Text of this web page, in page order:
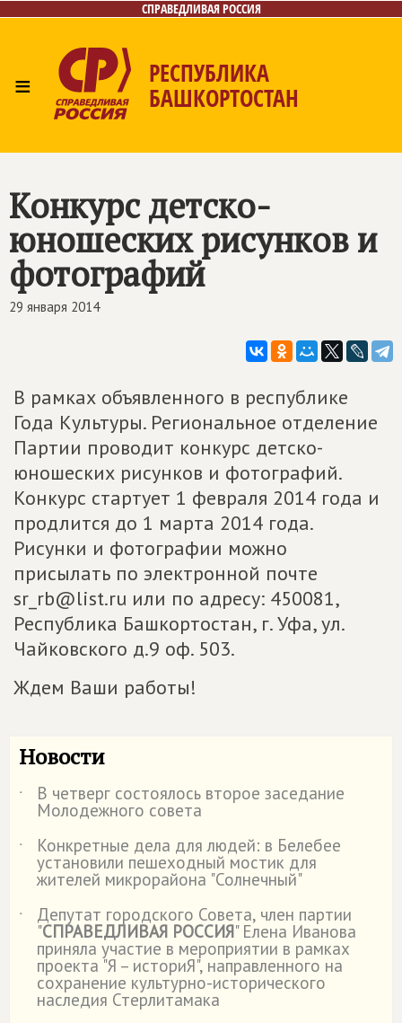
СПРАВЕДЛИВАЯ РОССИЯ
≡ РЕСПУБЛИКА
БАШКОРТОСТАН
Конкурс детско-
юношеских рисунков и
фотографий
29 января 2014
В рамках объявленного в республике
Года Культуры. Региональное отделение
Партии проводит конкурс детско-
юношеских рисунков и фотографий.
Конкурс стартует 1 февраля 2014 года и
продлится до 1 марта 2014 года.
Рисунки и фотографии можно
присылать по электронной почте
sr_rb@list.ru или по адресу: 450081,
Республика Башкортостан, г. Уфа, ул.
Чайковского д.9 оф. 503.
Ждем Ваши работы!
Новости
˙ В четверг состоялось второе заседание
Молодежного совета
˙
Конкретные дела для людей: в Белебее
установили пешеходный мостик для
жителей микрорайона "Солнечный"
˙
Депутат городского Совета, член партии
"СПРАВЕДЛИВАЯ РОССИЯ" Елена Иванова
приняла участие в мероприятии в рамках
проекта "Я – историЯ", направленного на
сохранение культурно-исторического
наследия Стерлитамака